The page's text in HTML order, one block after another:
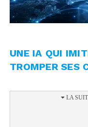
UNE IA QUI
TROMPER SES